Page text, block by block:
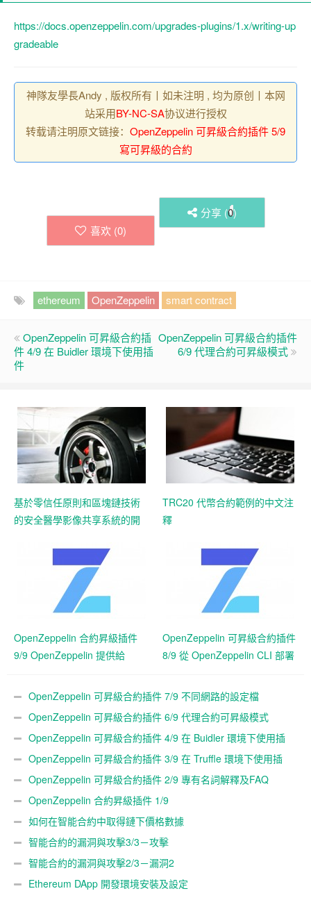
https://docs.openzeppelin.com/upgrades-plugins/1.x/writing-up
gradeable
神隊友學長Andy , 版权所有丨如未注明 , 均为原创丨本网
站采用BY-NC-SA协议进行授权
转载请注明原文链接： OpenZeppelin 可昇級合約插件 5/9
寫可昇級的合約
喜欢 (0)
分享 (0)
ethereum OpenZeppelin smart contract
OpenZeppelin 可昇級合約插
件 4/9 在 Buidler 環境下使用插
件
OpenZeppelin 可昇級合約插件
6/9 代理合約可昇級模式
基於零信任原則和區塊鏈技術
的安全醫學影像共享系統的開
TRC20 代幣合約範例的中文注
釋
OpenZeppelin 合約昇級插件
9/9 OpenZeppelin 提供給
OpenZeppelin 可昇級合約插件
8/9 從 OpenZeppelin CLI 部署
OpenZeppelin 可昇級合約插件 7/9 不同網路的設定檔
OpenZeppelin 可昇級合約插件 6/9 代理合約可昇級模式
OpenZeppelin 可昇級合約插件 4/9 在 Buidler 環境下使用插
件 OpenZeppelin 可昇級合約插件 3/9 在 Truffle 環境下使用插
件 OpenZeppelin 可昇級合約插件 2/9 專有名詞解釋及FAQ
OpenZeppelin 合約昇級插件 1/9
如何在智能合約中取得鏈下價格數據
智能合約的漏洞與攻擊3/3－攻擊
智能合約的漏洞與攻擊2/3－漏洞2
Ethereum DApp 開發環境安裝及設定